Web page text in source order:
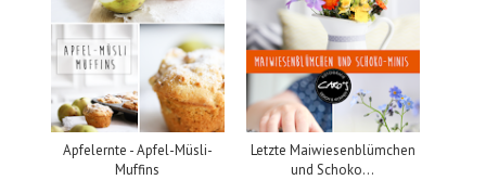
Apfelernte - Apfel-Müsli-
Muffins
Letzte Maiwiesenblümchen
und Schoko...